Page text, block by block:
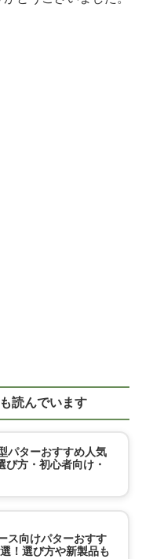
読んでいます
パターおすすめ人気
び方・初心者向け・
ス向けパターおすす
！選び方や新製品も